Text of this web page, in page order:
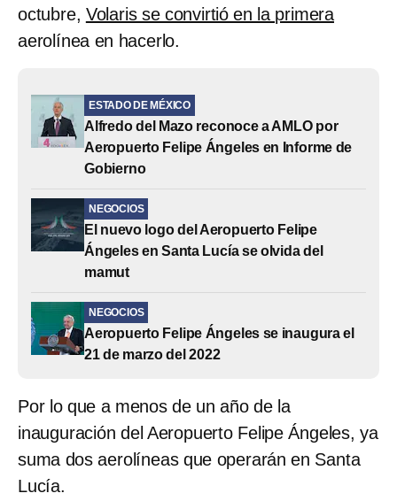
octubre, Volaris se convirtió en la primera
aerolínea en hacerlo.
ESTADO DE MÉXICO
Alfredo del Mazo reconoce a AMLO por
Aeropuerto Felipe Ángeles en Informe de
Gobierno
NEGOCIOS
El nuevo logo del Aeropuerto Felipe
Ángeles en Santa Lucía se olvida del
mamut
NEGOCIOS
Aeropuerto Felipe Ángeles se inaugura el
21 de marzo del 2022
Por lo que a menos de un año de la
inauguración del Aeropuerto Felipe Ángeles, ya
suma dos aerolíneas que operarán en Santa
Lucía.